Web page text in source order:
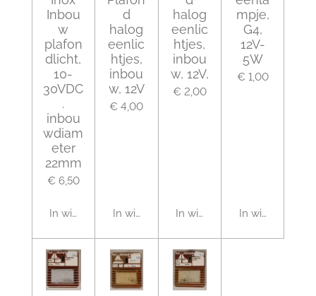
Inbou
w
plafon
dlicht,
10-
30VDC
.
inbou
wdiam
eter
22mm
€ 6,50
In winkelwagen
d
halog
eenlic
htjes,
inbou
w, 12V
€ 4,00
In winkelwagen
halog
eenlic
htjes,
inbou
w, 12V,
€ 2,00
In winkelwagen
mpje,
G4,
12V-
5W
€ 1,00
In winkelwagen